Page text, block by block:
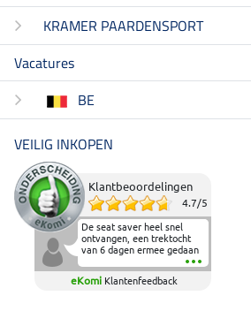
KRAMER PAARDENSPORT
Vacatures
BE
VEILIG INKOPEN
Klantbeoordelingen
4.7/5
De seat saver heel snel
ontvangen, een trektocht
van 6 dagen ermee gedaan
en deze heeft de beproeving
fantastisch doorstaan.
Heerlijk zacht om op te
eKomi Klantenfeedback